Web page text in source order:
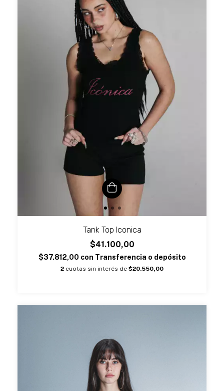
Tank Top Iconica
$41.100,00
$37.812,00 con Transferencia o depósito
2 cuotas sin interés de $20.550,00